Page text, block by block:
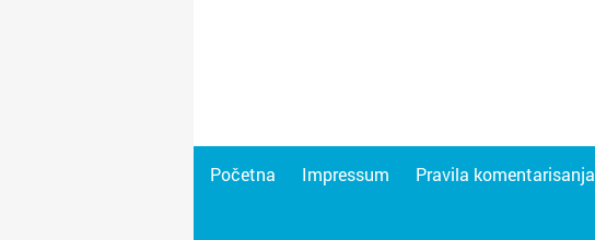
Početna Impressum Pravila komentarisanja